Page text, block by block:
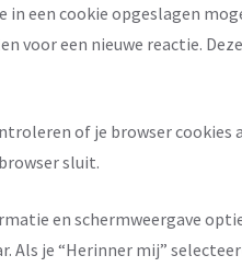
in een cookie opgeslagen
voor een nieuwe reactie.
of je browser cookies
sluit.
en schermweergave
Als je “Herinner mij”